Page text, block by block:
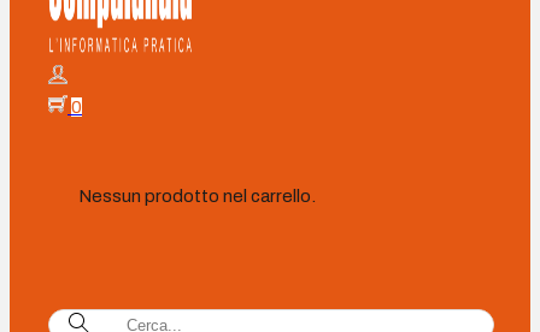
0
Nessun prodotto nel carrello.